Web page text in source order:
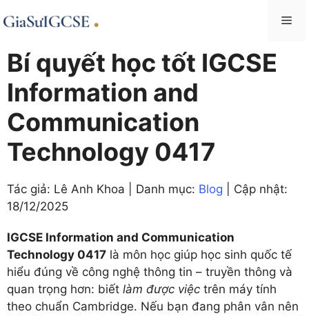
to
Bí quyết học tốt IGCSE
Information and
Communication
Technology 0417
Tác giả: Lê Anh Khoa | Danh mục: Blog | Cập nhật:
18/12/2025
IGCSE Information and Communication
Technology 0417 là môn học giúp học sinh quốc tế
hiểu đúng về công nghệ thông tin – truyền thông và
quan trọng hơn: biết làm được việc trên máy tính
theo chuẩn Cambridge. Nếu bạn đang phân vân nên